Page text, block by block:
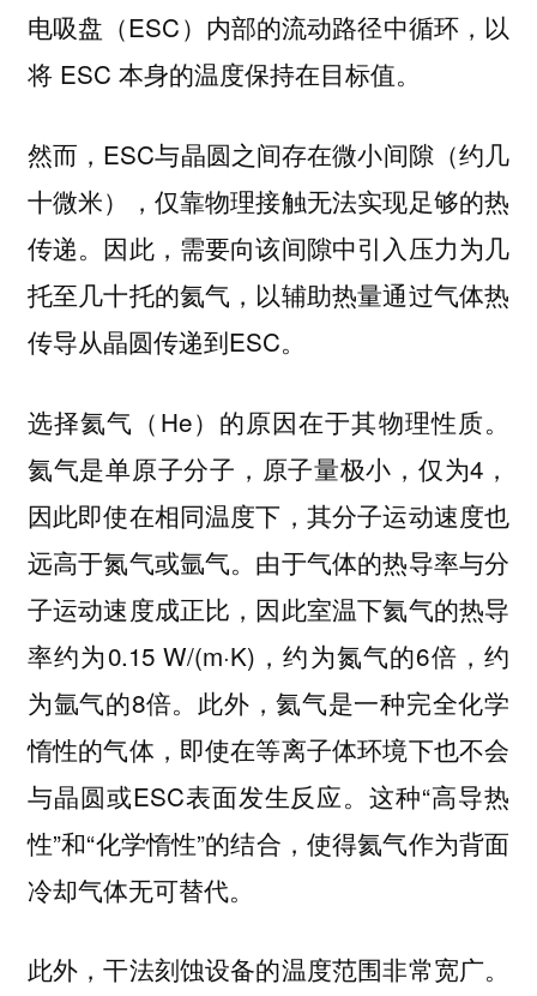
电吸盘（ESC）内部的流动路径中循环，以
将 ESC 本身的温度保持在目标值。
然而，ESC与晶圆之间存在微小间隙（约几
十微米），仅靠物理接触无法实现足够的热
传递。因此，需要向该间隙中引入压力为几
托至几十托的氦气，以辅助热量通过气体热
传导从晶圆传递到ESC。
选择氦气（He）的原因在于其物理性质。
氦气是单原子分子，原子量极小，仅为4，
因此即使在相同温度下，其分子运动速度也
远高于氮气或氩气。由于气体的热导率与分
子运动速度成正比，因此室温下氦气的热导
率约为0.15 W/(m·K)，约为氮气的6倍，约
为氩气的8倍。此外，氦气是一种完全化学
惰性的气体，即使在等离子体环境下也不会
与晶圆或ESC表面发生反应。这种“高导热
性”和“化学惰性”的结合，使得氦气作为背面
冷却气体无可替代。
此外，干法刻蚀设备的温度范围非常宽广。